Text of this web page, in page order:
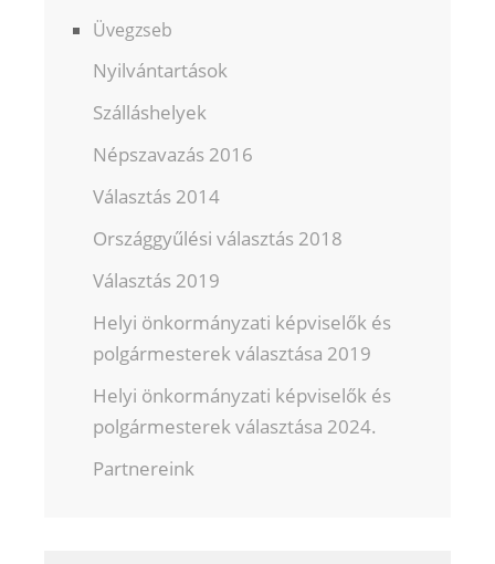
Üvegzseb
Nyilvántartások
Szálláshelyek
Népszavazás 2016
Választás 2014
Országgyűlési választás 2018
Választás 2019
Helyi önkormányzati képviselők és
polgármesterek választása 2019
Helyi önkormányzati képviselők és
polgármesterek választása 2024.
Partnereink